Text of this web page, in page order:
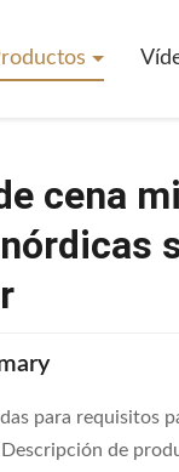
cena
para requisitos
de